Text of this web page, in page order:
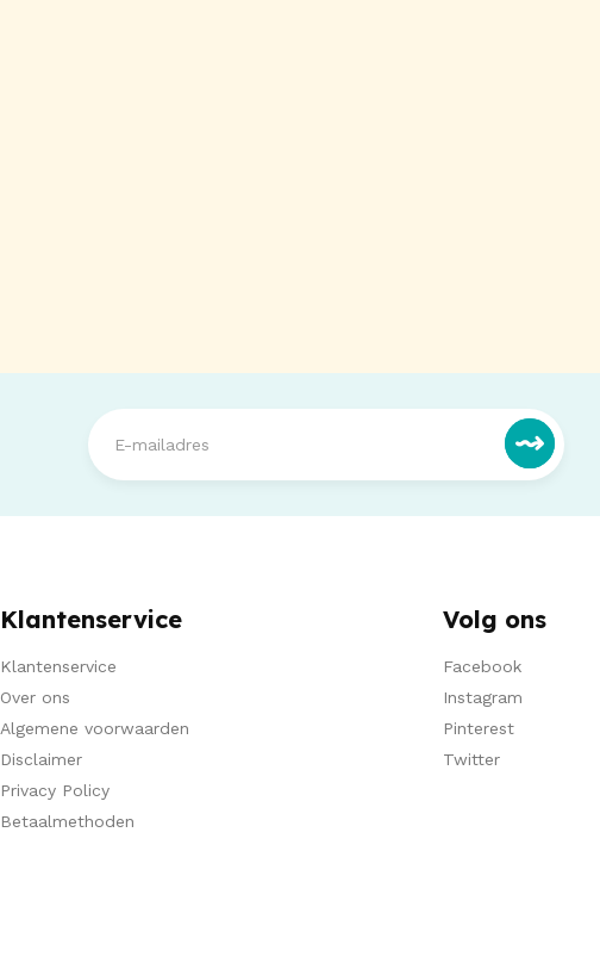
Klantenservice
Klantenservice
Over ons
Algemene voorwaarden
Disclaimer
Privacy Policy
Betaalmethoden
Volg ons
Facebook
Instagram
Pinterest
Twitter